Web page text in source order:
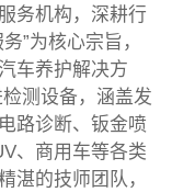
务机构，深耕行
”为核心宗旨，
车养护解决方
测设备，涵盖发
路诊断、钣金喷
、商用车等各类
湛的技师团队，